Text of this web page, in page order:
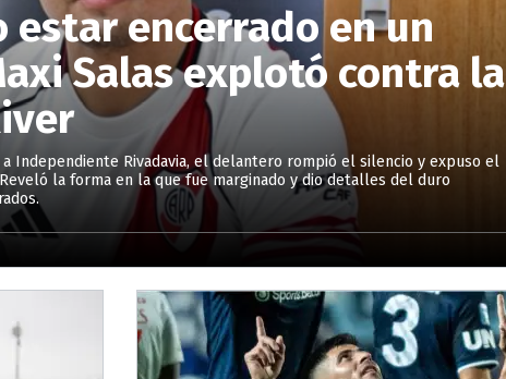
estar encerrado en un
Salas explotó contra la
Independiente Rivadavia, el delantero rompió el silencio y expuso el
la forma en la que fue marginado y dio detalles del duro